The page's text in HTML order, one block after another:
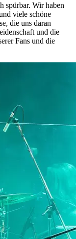
spürbar. Wir haben
viele schöne
die uns daran
und die
Fans und die